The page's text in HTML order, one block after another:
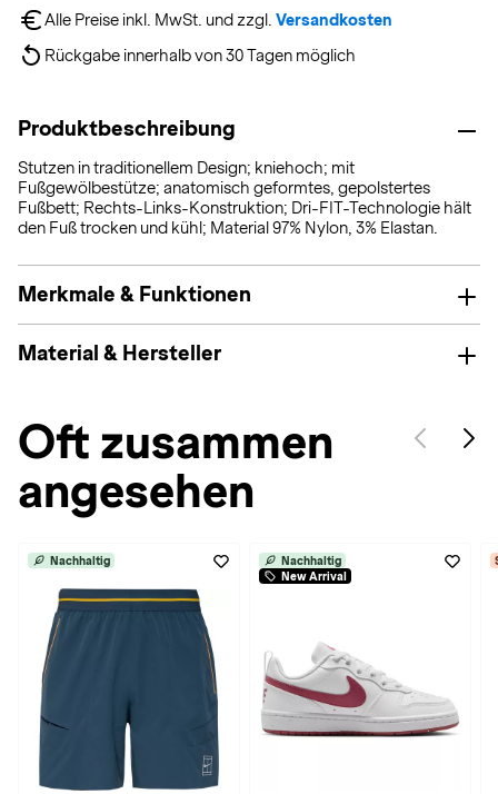
Alle Preise inkl. MwSt. und zzgl. Versandkosten
Rückgabe innerhalb von 30 Tagen möglich
Produktbeschreibung
Stutzen in traditionellem Design; kniehoch; mit
Fußgewölbestütze; anatomisch geformtes, gepolstertes
Fußbett; Rechts-Links-Konstruktion; Dri-FIT-Technologie hält
den Fuß trocken und kühl; Material 97% Nylon, 3% Elastan.
Merkmale & Funktionen
Material & Hersteller
Oft zusammen
angesehen
Nachhaltig
Nachhaltig
New Arrival